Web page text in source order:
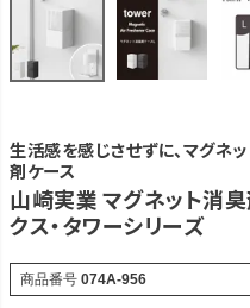
生活感を感じさせずに、マグネ
剤ケース
山崎実業 マグネット消
クス・タワーシリーズ
商品番号 074A-956